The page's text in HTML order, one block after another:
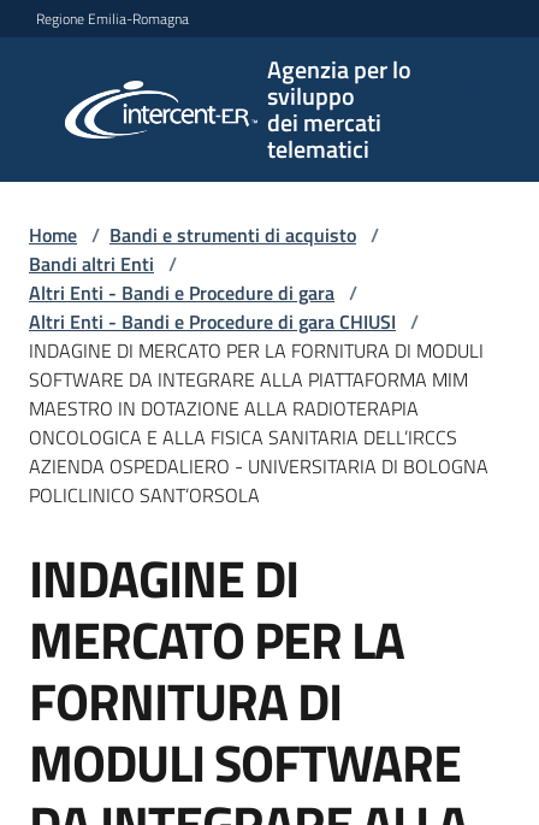
Vai al contenuto
Vai alla navigazione
Vai al footer
Regione Emilia-Romagna
Agenzia per lo
sviluppo
dei mercati
telematici
per lo
sviluppo
telematici
L'Agenzia
Bandi
e
strumenti
acquisto
Supporto
Piattaforme
telematiche
Home / Bandi e strumenti di acquisto /
Bandi altri Enti /
Altri Enti - Bandi e Procedure di gara /
Altri Enti - Bandi e Procedure di gara CHIUSI /
INDAGINE DI MERCATO PER LA FORNITURA DI MODULI
SOFTWARE DA INTEGRARE ALLA PIATTAFORMA MIM
MAESTRO IN DOTAZIONE ALLA RADIOTERAPIA
ONCOLOGICA E ALLA FISICA SANITARIA DELL’IRCCS
AZIENDA OSPEDALIERO - UNIVERSITARIA DI BOLOGNA
POLICLINICO SANT’ORSOLA
Salta al contenuto
INDAGINE DI
MERCATO PER LA
FORNITURA DI
MODULI SOFTWARE